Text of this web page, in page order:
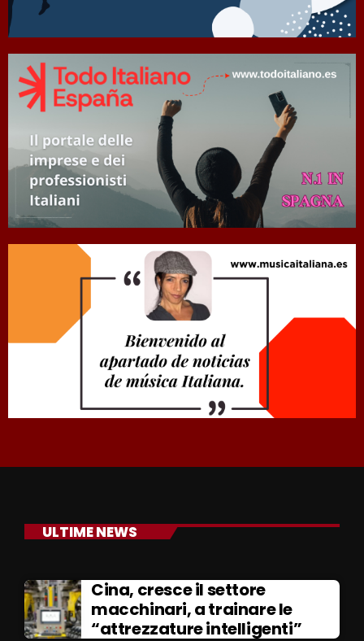
ULTIME NEWS
Cina, cresce il settore
macchinari, a trainare le
“attrezzature intelligenti”